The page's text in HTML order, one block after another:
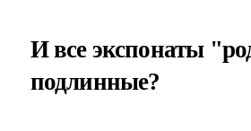
И все экспонаты
подлинные?